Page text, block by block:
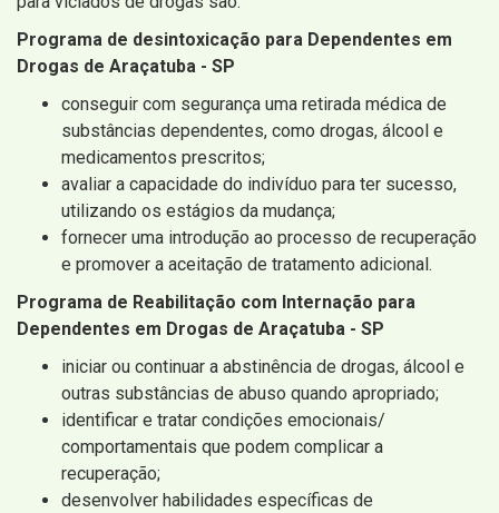
Programa de desintoxicação para Dependentes em
Drogas de Araçatuba - SP
conseguir com segurança uma retirada médica de
substâncias dependentes, como drogas, álcool e
medicamentos prescritos;
avaliar a capacidade do indivíduo para ter sucesso,
utilizando os estágios da mudança;
fornecer uma introdução ao processo de recuperação
e promover a aceitação de tratamento adicional.
Programa de Reabilitação com Internação para
Dependentes em Drogas de Araçatuba - SP
iniciar ou continuar a abstinência de drogas, álcool e
outras substâncias de abuso quando apropriado;
identificar e tratar condições emocionais/
comportamentais que podem complicar a
recuperação;
desenvolver habilidades específicas de